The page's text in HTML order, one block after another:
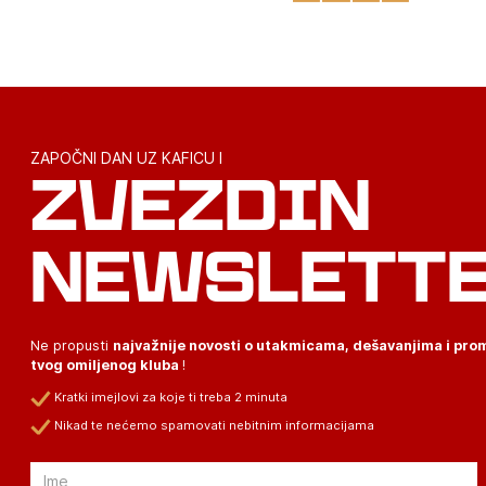
ZAPOČNI DAN UZ KAFICU I
ZVEZDIN
Ne propusti najvažnije novosti o utakmicama, dešavanjima i
tvog omiljenog kluba !
Kratki imejlovi za koje ti treba 2 minuta
Nikad te nećemo spamovati nebitnim informacijama
Email